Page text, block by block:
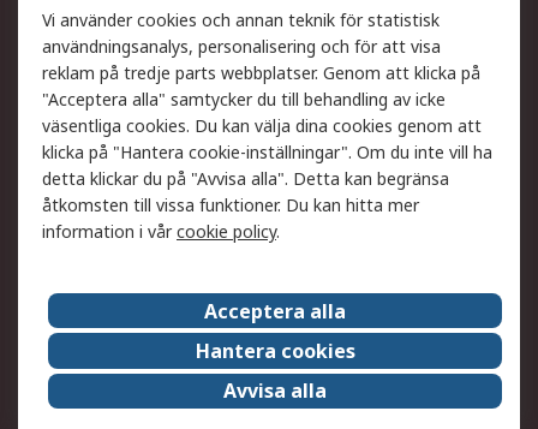
Ditt lokala säljteam
Exportlösningar
Support
Få hjälp
Retur av varor
Leverans
Spåra din order
Begär en fakturakopi
Fördelar med RS-konto
Betalningsalternativ
Om RS
Försäljningsvillkor
Det juridiska
Press Centre
Jobba hos RS
ESG
Vi använder cookies och annan teknik för statistisk
användningsanalys, personalisering och för att visa
reklam på tredje parts webbplatser. Genom att klicka på
"Acceptera alla" samtycker du till behandling av icke
väsentliga cookies. Du kan välja dina cookies genom att
klicka på "Hantera cookie-inställningar". Om du inte vill ha
detta klickar du på "Avvisa alla". Detta kan begränsa
åtkomsten till vissa funktioner. Du kan hitta mer
information i vårcookie policy.
Acceptera alla
Hantera cookies
Avvisa alla